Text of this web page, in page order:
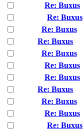
Re: Buxus
Re: Buxus
Re: Buxus
Re: Buxus
Re: Buxus
Re: Buxus
Re: Buxus
Re: Buxus
Re: Buxus
Re: Buxus
Re: Buxus